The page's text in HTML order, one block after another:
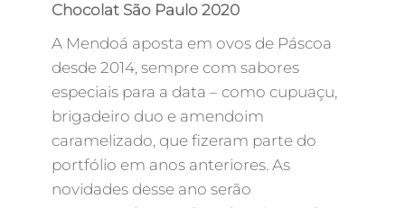
Chocolat São Paulo 2020
A Mendoá aposta em ovos de Páscoa
desde 2014, sempre com sabores
especiais para a data – como cupuaçu,
brigadeiro duo e amendoim
caramelizado, que fizeram parte do
portfólio em anos anteriores. As
novidades desse ano serão